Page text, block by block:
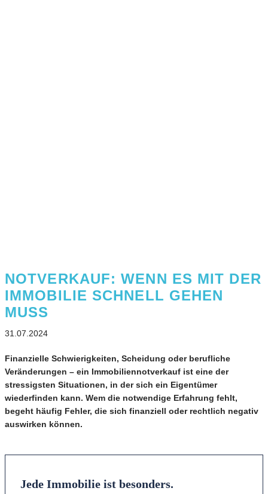
NOTVERKAUF: WENN ES MIT DER
IMMOBILIE SCHNELL GEHEN
MUSS
31.07.2024
Finanzielle Schwierigkeiten, Scheidung oder berufliche
Veränderungen – ein Immobiliennotverkauf ist eine der
stressigsten Situationen, in der sich ein Eigentümer
wiederfinden kann. Wem die notwendige Erfahrung fehlt,
begeht häufig Fehler, die sich finanziell oder rechtlich negativ
auswirken können.
Jede Immobilie ist besonders.